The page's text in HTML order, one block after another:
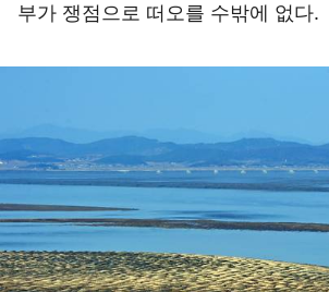
부가 쟁점으로 떠오를 수밖에 없다.